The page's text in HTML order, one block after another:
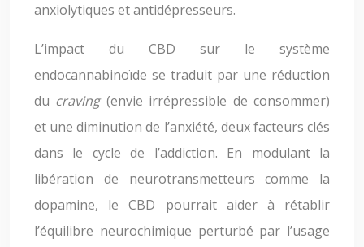
anxiolytiques et antidépresseurs.
L’impact du CBD sur le système
endocannabinoïde se traduit par une réduction
du craving (envie irrépressible de consommer)
et une diminution de l’anxiété, deux facteurs clés
dans le cycle de l’addiction. En modulant la
libération de neurotransmetteurs comme la
dopamine, le CBD pourrait aider à rétablir
l’équilibre neurochimique perturbé par l’usage